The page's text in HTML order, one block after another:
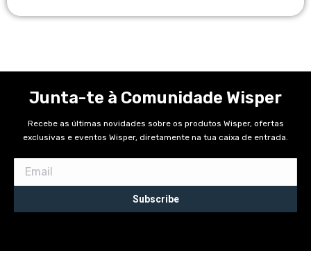
Junta-te à Comunidade Wisper
Recebe as últimas novidades sobre os produtos Wisper, ofertas
exclusivas e eventos Wisper, diretamente na tua caixa de entrada.
Subscribe